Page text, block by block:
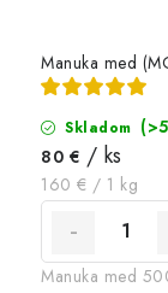
Manuka med
Skladom
80 € / ks
Jednotková
cena:
160 € / 1 kg
Manuka med